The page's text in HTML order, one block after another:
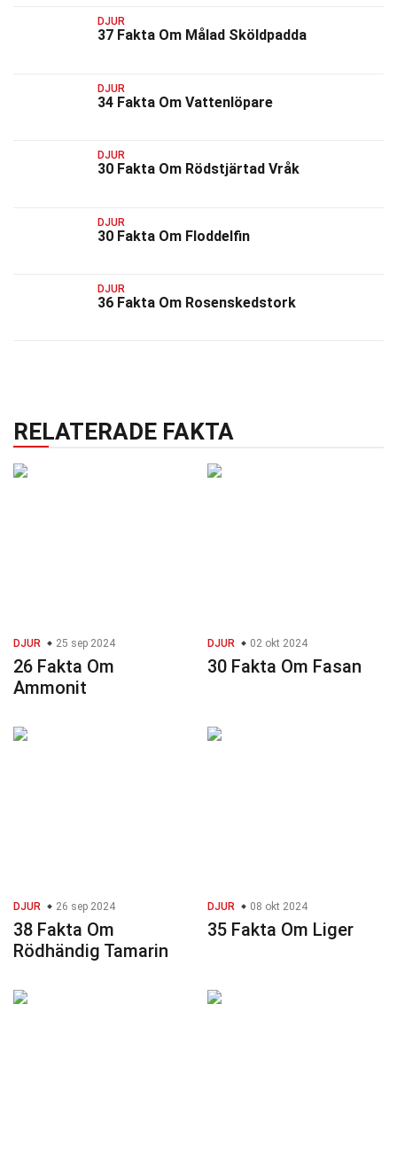
DJUR
37 Fakta Om Målad Sköldpadda
DJUR
34 Fakta Om Vattenlöpare
DJUR
30 Fakta Om Rödstjärtad Vråk
DJUR
30 Fakta Om Floddelfin
DJUR
36 Fakta Om Rosenskedstork
RELATERADE FAKTA
DJUR 25 sep 2024
26 Fakta Om
Ammonit
DJUR 02 okt 2024
30 Fakta Om Fasan
DJUR 26 sep 2024
38 Fakta Om
Rödhändig Tamarin
DJUR 08 okt 2024
35 Fakta Om Liger